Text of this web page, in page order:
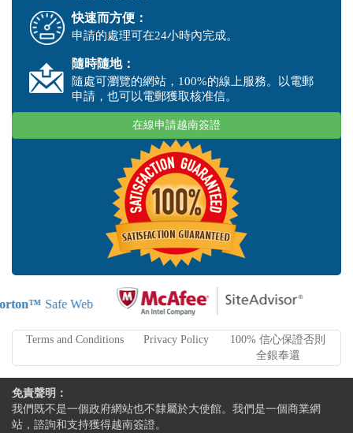
快速而方便：
申請的處理可在24小時內完成。
隨時隨地：
隨處可瀏覽的網站，100%的線上服務。以電郵
申請，也可以電郵獲取核准信。
在線申請越南簽證
Safe Web
Terms and Conditions Privacy Policy
100% 信心保證否則
全銀奉還
免責聲明：
我們既不是一個政府網站也不隸屬於大使館。我們是一個商業網
站，諮詢和支持獲得越南簽證。